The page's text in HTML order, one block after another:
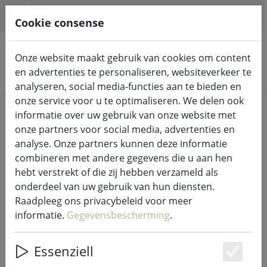
Zoek producten
Home Keuken & Voeding
Keukenaccessoires maken elke
keuken compleet
115 Products
Unterkategorien
Cookie consense
Onze website maakt gebruik van cookies om content
en advertenties te personaliseren, websiteverkeer te
analyseren, social media-functies aan te bieden en
onze service voor u te optimaliseren. We delen ook
informatie over uw gebruik van onze website met
onze partners voor social media, advertenties en
analyse. Onze partners kunnen deze informatie
combineren met andere gegevens die u aan hen
hebt verstrekt of die zij hebben verzameld als
onderdeel van uw gebruik van hun diensten.
Raadpleeg ons privacybeleid voor meer
informatie. Gegevensbescherming.
Essenziell